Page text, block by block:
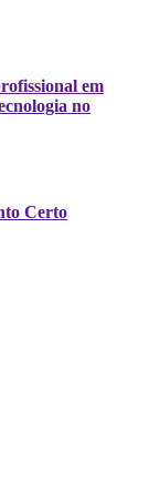
em
no
Certo